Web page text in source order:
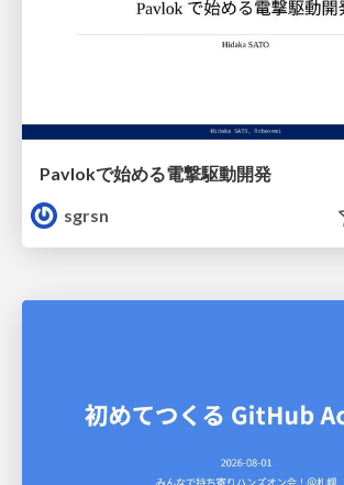
Pavlokで始める電撃駆動開発
sgrsn